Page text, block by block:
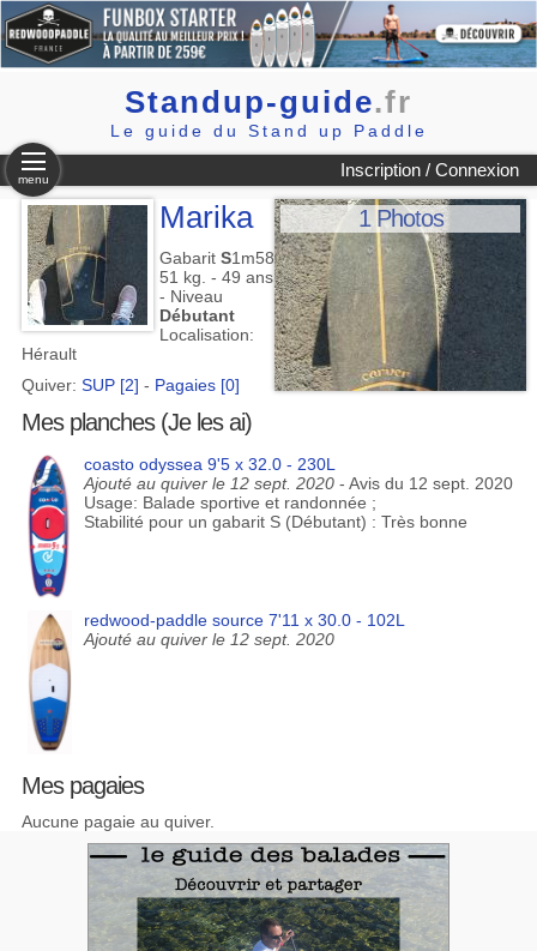
Standup-guide.fr
Le guide du Stand up Paddle
Inscription / Connexion
menu
1 Photos
Marika
Gabarit S1m58
51 kg. - 49 ans
- Niveau
Débutant
Localisation:
Hérault
Quiver: SUP [2] - Pagaies [0]
Mes planches (Je les ai)
coasto odyssea 9'5 x 32.0 - 230L
Ajouté au quiver le 12 sept. 2020 - Avis du 12 sept. 2020
Usage: Balade sportive et randonnée ;
Stabilité pour un gabarit S (Débutant) : Très bonne
redwood-paddle source 7'11 x 30.0 - 102L
Ajouté au quiver le 12 sept. 2020
Mes pagaies
Aucune pagaie au quiver.